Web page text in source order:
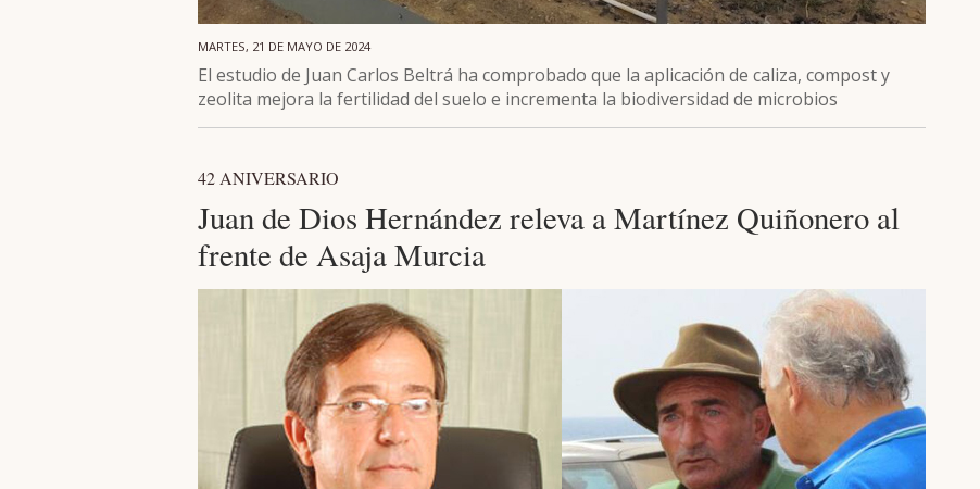
MARTES, 21 DE MAYO DE 2024
El estudio de Juan Carlos Beltrá ha comprobado que la aplicación de caliza, compost y
zeolita mejora la fertilidad del suelo e incrementa la biodiversidad de microbios
42 ANIVERSARIO
Juan de Dios Hernández releva a Martínez Quiñonero al
frente de Asaja Murcia